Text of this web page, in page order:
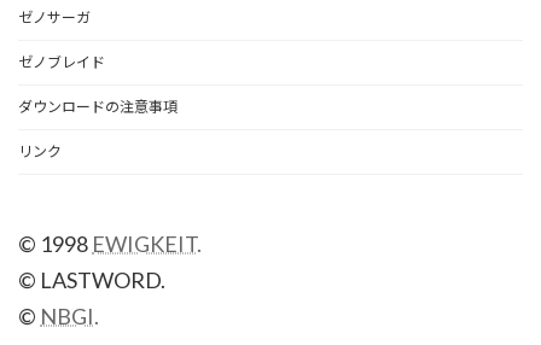
ゼノサーガ
ゼノブレイド
ダウンロードの注意事項
リンク
© 1998 EWIGKEIT.
© LASTWORD.
© NBGI.